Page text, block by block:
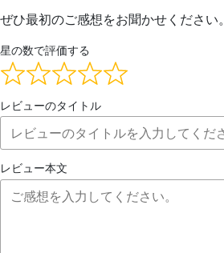
ぜひ最初のご感想をお聞かせください。
星の数で評価する
レビューのタイトル
レビュー本文